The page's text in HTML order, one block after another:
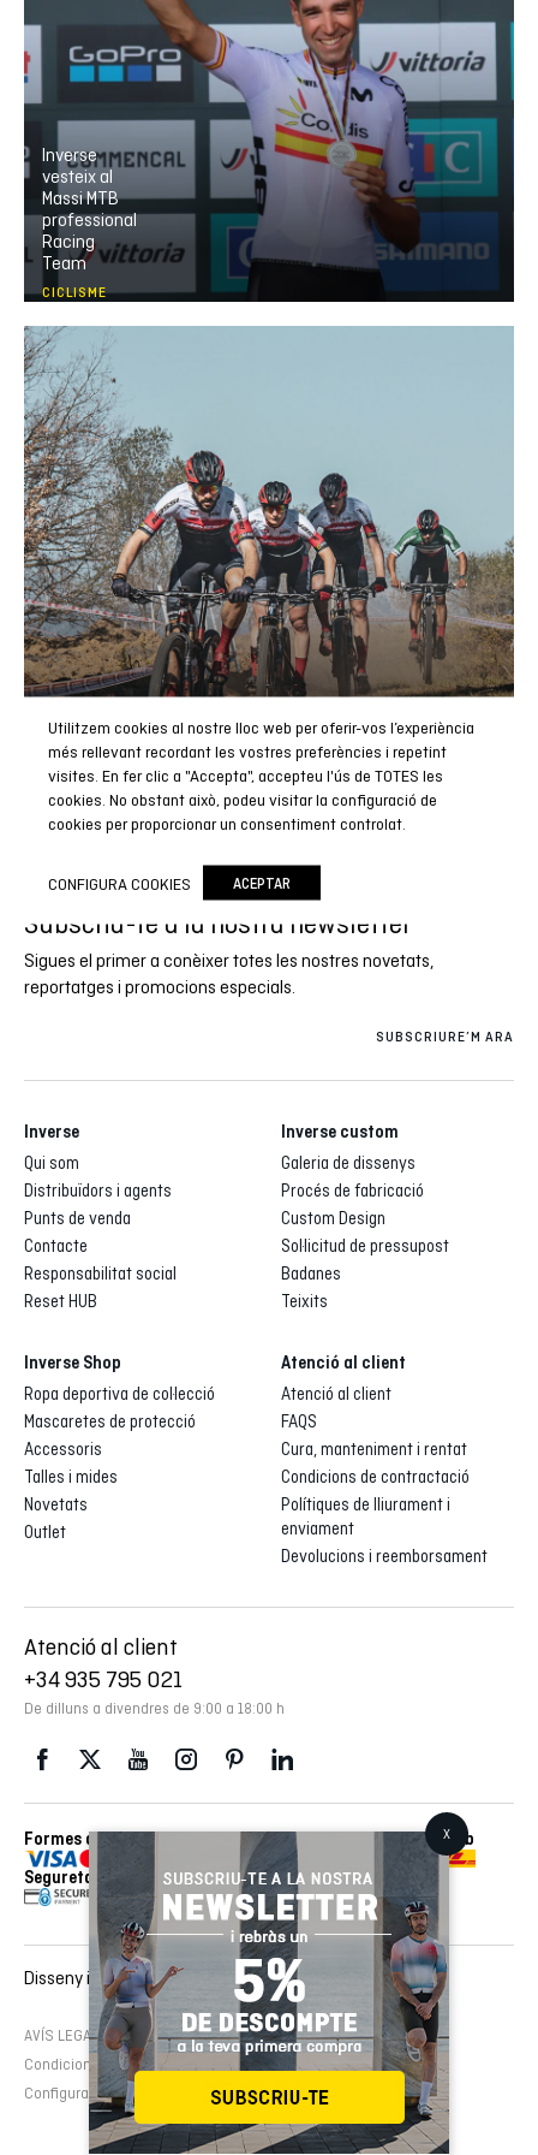
Inverse
vesteix al
Massi MTB
professional
Racing
Team
CICLISME
Subscriu-te a la nostra newsletter
Sigues el primer a conèixer totes les nostres novetats,
reportatges i promocions especials.
SUBSCRIURE’M ARA
Inverse
Qui som
Distribuïdors i agents
Punts de venda
Contacte
Responsabilitat social
Reset HUB
Inverse custom
Galeria de dissenys
Procés de fabricació
Custom Design
Sol·licitud de pressupost
Badanes
Teixits
Inverse Shop
Ropa deportiva de col·lecció
Mascaretes de protecció
Accessoris
Talles i mides
Novetats
Outlet
Atenció al client
Atenció al client
FAQS
Cura, manteniment i rentat
Condicions de contractació
Polítiques de lliurament i
enviament
Devolucions i reemborsament
Atenció al client
+34 935 795 021
De dilluns a divendres de 9:00 a 18:00 h
Formes de pagament
Enviaments realitzats amb
Seguretat
AVÍS LEGAL Política de cookies
Política de privacitat
Condicions de contractació
Configura cookies
Disseny i desenvolupament web :EMFASI
Utilitzem cookies al nostre lloc web per oferir-vos l’experiència
més rellevant recordant les vostres preferències i repetint
visites. En fer clic a "Accepta", accepteu l'ús de TOTES les
cookies. No obstant això, podeu visitar la configuració de
cookies per proporcionar un consentiment controlat.
CONFIGURA COOKIES ACEPTAR